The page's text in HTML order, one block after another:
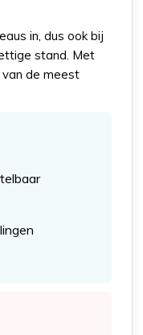
in, dus ook bij
stand. Met
de meest